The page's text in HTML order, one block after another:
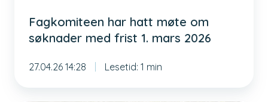
Fagkomiteen har hatt møte om
søknader med frist 1. mars 2026
27.04.26 14:28 Lesetid: 1 min